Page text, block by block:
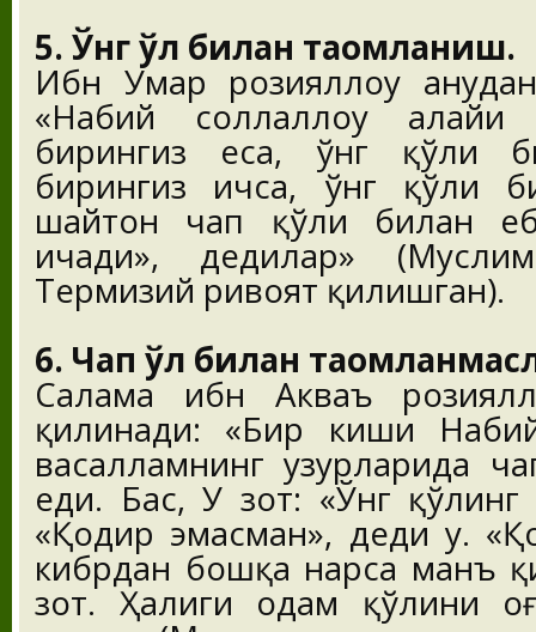
5. Ўнг қўл билан таомланиш.
Ибн Умар розияллоҳу
«Набий соллаллоҳу
бирингиз еса, ўнг қўли
бирингиз ичса, ўнг қўли
шайтон чап қўли билан
ичади», дедилар»
Термизий ривоят қилишган).
6. Чап қўл билан
Салама ибн Акваъ
қилинади: «Бир киши Набий
васалламнинг ҳузурларида
еди. Бас, У зот: «Ўнг
«Қодир эмасман», деди у.
кибрдан бошқа нарса манъ
зот. Ҳалиги одам қўлини